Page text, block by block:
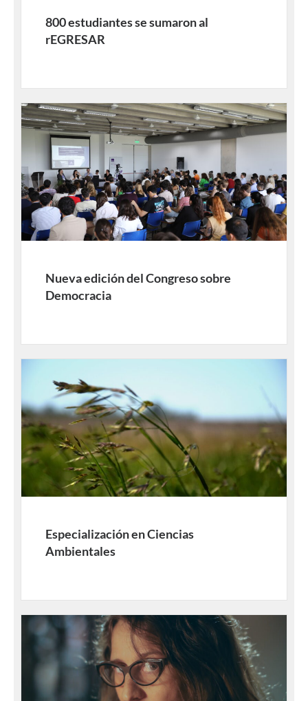
800 estudiantes se sumaron al
rEGRESAR
Nueva edición del Congreso sobre
Democracia
Especialización en Ciencias
Ambientales